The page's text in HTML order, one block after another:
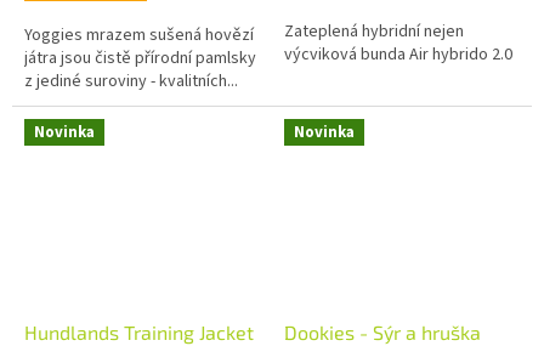
Yoggies mrazem sušená hovězí
játra jsou čistě přírodní pamlsky
z jediné suroviny - kvalitních...
Zateplená hybridní nejen
výcviková bunda Air hybrido 2.0
Novinka
Hundlands Training Jacket
Novinka
Dookies - Sýr a hruška